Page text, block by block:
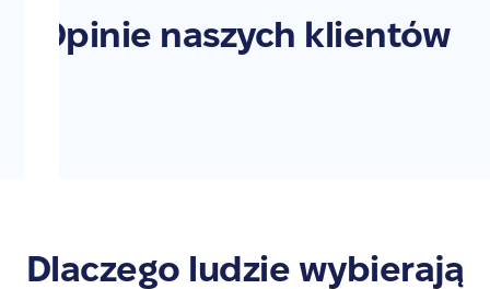
Opinie naszych klientów
Dlaczego ludzie wybierają